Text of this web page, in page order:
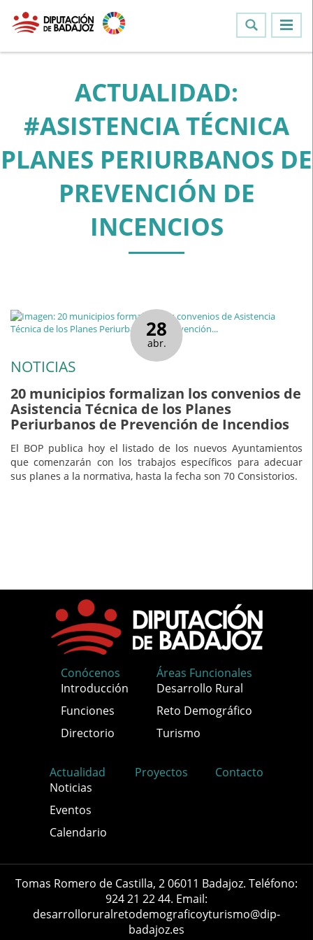
ACTUALIDAD:
#ASISTENCIA TÉCNICA
PLANES PERIURBANOS DE
PREVENCIÓN DE
INCENCIOS
28
abr.
NOTICIAS
20 municipios formalizan los convenios de
Asistencia Técnica de los Planes
Periurbanos de Prevención de Incendios
El BOP publica hoy el listado de los nuevos Ayuntamientos
que comenzarán con los trabajos específicos para adecuar
sus planes a la normativa, hasta la fecha son 70 Consistorios.
Conócenos
Introducción
Funciones
Directorio
Áreas Funcionales
Desarrollo Rural
Reto Demográfico
Turismo
Actualidad
Noticias
Eventos
Calendario
Proyectos Contacto
Tomas Romero de Castilla, 2 06011 Badajoz. Teléfono:
924 21 22 44. Email:
desarrolloruralretodemograficoyturismo@dip-
badajoz.es